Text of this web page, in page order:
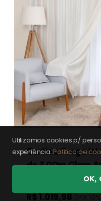
Utilizamos cookies p/
experiência:Política de
OK,
Cortina Prega
de 3,00m Glam
R$ 1.019,98